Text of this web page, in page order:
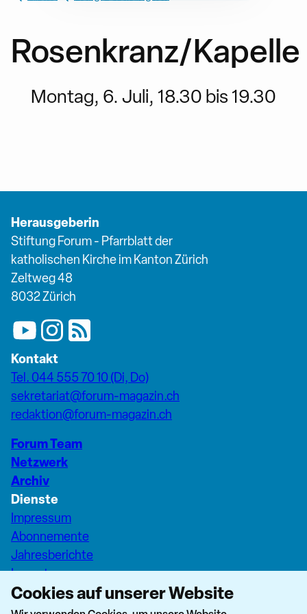
Rosenkranz/Kapelle
Montag, 6. Juli, 18.30 bis 19.30
Herausgeberin
Stiftung Forum - Pfarrblatt der
katholischen Kirche im Kanton Zürich
Zeltweg 48
8032 Zürich
Kontakt
Tel. 044 555 70 10 (Di, Do)
sekretariat@forum-magazin.ch
redaktion@forum-magazin.ch
Forum Team
Netzwerk
Archiv
Dienste
Impressum
Abonnemente
Jahresberichte
Inserate
Pfarreiseiten Stadt Zürich
Dashboard Forum+
Cookies auf unserer Website